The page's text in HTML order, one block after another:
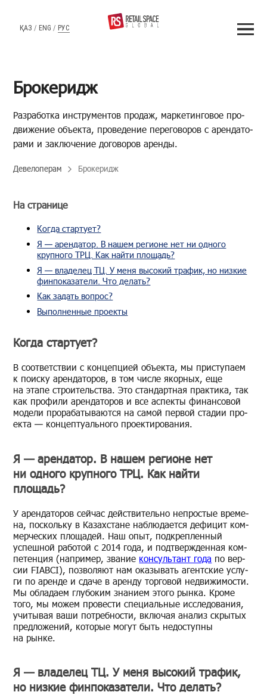
ҚАЗ / ENG / РУС
Брокеридж
Раз­ра­бот­ка ин­стру­мен­тов про­даж, мар­ке­тин­го­вое про­
дви­же­ние объ­ек­та, про­ве­де­ние пе­ре­го­во­ров с арен­да­то­
ра­ми и за­клю­че­ние до­го­во­ров арен­ды.
Девелоперам Брокеридж
На странице
Когда стартует?
Я — арендатор. В нашем регионе нет ни одного
крупного ТРЦ. Как найти площадь?
Я — владелец ТЦ. У меня высокий трафик, но низкие
финпоказатели. Что делать?
Как задать вопрос?
Выполненные проекты
Когда стартует?
В со­от­вет­ствии с кон­цеп­ци­ей объ­ек­та, мы при­сту­па­ем
к по­ис­ку арен­да­то­ров, в том числе якор­ных, еще
на этапе стро­и­тель­ства. Это стан­дарт­ная прак­ти­ка, так
как про­фи­ли арен­да­то­ров и все ас­пек­ты фи­нан­со­вой
мо­де­ли про­ра­ба­ты­ва­ют­ся на самой пер­вой ста­дии про­
ек­та — кон­цеп­ту­аль­но­го про­ек­ти­ро­ва­ния.
Я — арендатор. В нашем регионе нет
ни одного крупного ТРЦ. Как найти
площадь?
У арен­да­то­ров сей­час дей­стви­тель­но непро­стые вре­ме­
на, по­сколь­ку в Ка­зах­стане на­блю­да­ет­ся де­фи­цит ком­
мер­че­ских пло­ща­дей. Наш опыт, под­креп­лен­ный
успеш­ной ра­бо­той с 2014 года, и под­твер­жден­ная ком­
пе­тен­ция (на­при­мер, зва­ние кон­суль­тант года по вер­
сии FIABCI), поз­во­ля­ют нам ока­зы­вать агент­ские услу­
ги по арен­де и сдаче в арен­ду тор­го­вой недви­жи­мо­сти.
Мы об­ла­да­ем глу­бо­ким зна­ни­ем этого рынка. Кроме
того, мы можем про­ве­сти спе­ци­аль­ные ис­сле­до­ва­ния,
учи­ты­вая ваши по­треб­но­сти, вклю­чая ана­лиз скры­тых
пред­ло­же­ний, ко­то­рые могут быть недо­ступ­ны
на рынке.
Я — владелец ТЦ. У меня высокий трафик,
но низкие финпоказатели. Что делать?